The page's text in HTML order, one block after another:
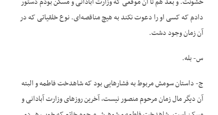
دادم که کسی او را دعوت نکند به هیچ مناقصه‌ای. نوع خلقیاتی که در
آن زمان وجود دشت.
س- بله.
ج- داستان سومش مربوط به فشارهایی بود که شاهدخت فاطمه و البته
آن دیگر مال زمان مرحوم منصور نیست، آخرین روزهای وزارت آبادانی و